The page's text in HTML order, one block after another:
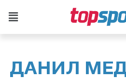
ДАНИЛ